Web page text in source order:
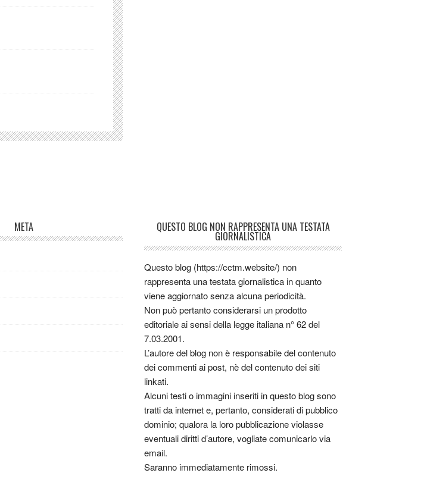
META QUESTO BLOG NON RAPPRESENTA UNA TESTATA
GIORNALISTICA
Questo blog (https://cctm.website/) non
rappresenta una testata giornalistica in quanto
viene aggiornato senza alcuna periodicità.
Non può pertanto considerarsi un prodotto
editoriale ai sensi della legge italiana n° 62 del
7.03.2001.
L’autore del blog non è responsabile del contenuto
dei commenti ai post, nè del contenuto dei siti
linkati.
Alcuni testi o immagini inseriti in questo blog sono
tratti da internet e, pertanto, considerati di pubblico
dominio; qualora la loro pubblicazione violasse
eventuali diritti d’autore, vogliate comunicarlo via
email.
Saranno immediatamente rimossi.